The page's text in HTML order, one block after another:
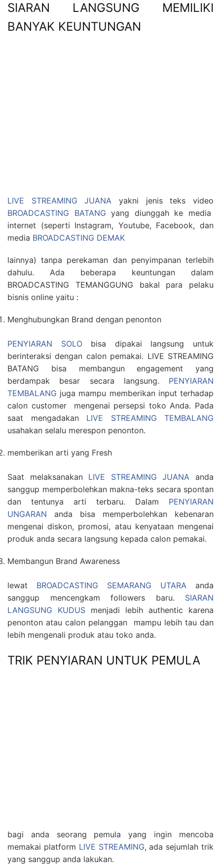
SIARAN LANGSUNG MEMILIKI
BANYAK KEUNTUNGAN
LIVE STREAMING JUANA yakni jenis teks video
BROADCASTING BATANG yang diunggah ke media
internet (seperti Instagram, Youtube, Facebook, dan
media BROADCASTING DEMAK
lainnya) tanpa perekaman dan penyimpanan terlebih
dahulu. Ada beberapa keuntungan dalam
BROADCASTING TEMANGGUNG bakal para pelaku
bisnis online yaitu :
Menghubungkan Brand dengan penonton
PENYIARAN SOLObisa dipakai langsung untuk
berinteraksi dengan calon pemakai. LIVE STREAMING
BATANG bisa membangun engagement yang
berdampak besar secara langsung. PENYIARAN
TEMBALANG juga mampu memberikan input terhadap
calon customer mengenai persepsi toko Anda. Pada
saat mengadakan LIVE STREAMING TEMBALANG
usahakan selalu merespon penonton.
memberikan arti yang Fresh
Saat melaksanakan LIVE STREAMING JUANA anda
sanggup memperbolehkan makna-teks secara spontan
dan tentunya arti terbaru. Dalam PENYIARAN
UNGARAN anda bisa memperbolehkan kebenaran
mengenai diskon, promosi, atau kenyataan mengenai
produk anda secara langsung kepada calon pemakai.
Membangun Brand Awareness
lewat BROADCASTING SEMARANG UTARA anda
sanggup mencengkam followers baru. SIARAN
LANGSUNG KUDUS menjadi lebih authentic karena
penonton atau calon pelanggan mampu lebih tau dan
lebih mengenali produk atau toko anda.
TRIK PENYIARAN UNTUK PEMULA
bagi anda seorang pemula yang ingin mencoba
memakai platform LIVE STREAMING, ada sejumlah trik
yang sanggup anda lakukan.